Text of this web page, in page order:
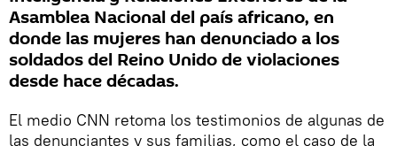
Asamblea Nacional del país africano, en
donde las mujeres han denunciado a los
soldados del Reino Unido de violaciones
desde hace décadas.
El medio CNN retoma los testimonios de algunas de
las denunciantes y sus familias, como el caso de la